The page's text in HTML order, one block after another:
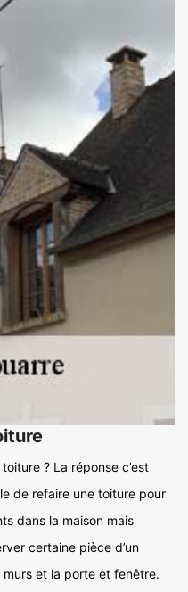
? La réponse c’est
de refaire une toiture pour
dans la maison mais
certaine pièce d’un
et la porte et fenêtre.